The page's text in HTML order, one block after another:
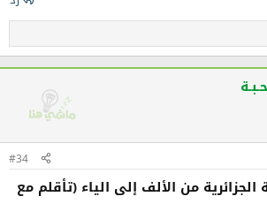
#34
اللهجة الجزائرية من الألف إلى الياء (تأقلم مع